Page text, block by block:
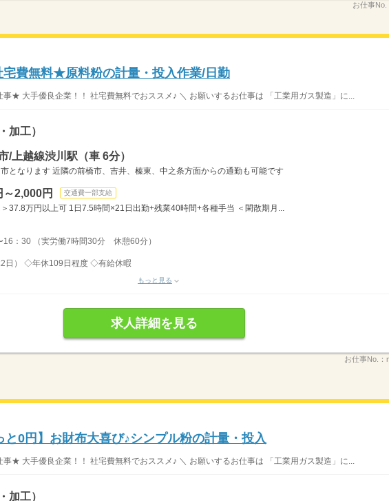
お仕事No.
宅費無料★原料粉の計量・投入作業/日勤
事★ 大手優良企業！！ 社宅費無料でおススメ♪ ＼ お願いするお仕事は 「工業用ガス製造」に...
加工）
/上越線渋川駅（車 6分）
となります 近隣の前橋市、吉井、榛東、中之条方面からの通勤も可能です
～2,000円 交通費一部支給
37.8万円以上可 1日7.5時間×21日出勤+残業40時間+各種手当 ＜閑散期月...
16：30 （実労働7時間30分 休憩60分）
2日） ◇年休109日程度 ◇有給休暇
もっと見る
求人詳細を見る
お仕事No.：
と0円】お財布大喜び♪シンプル粉の計量・投入
事★ 大手優良企業！！ 社宅費無料でおススメ♪ ＼ お願いするお仕事は 「工業用ガス製造」に...
加工）